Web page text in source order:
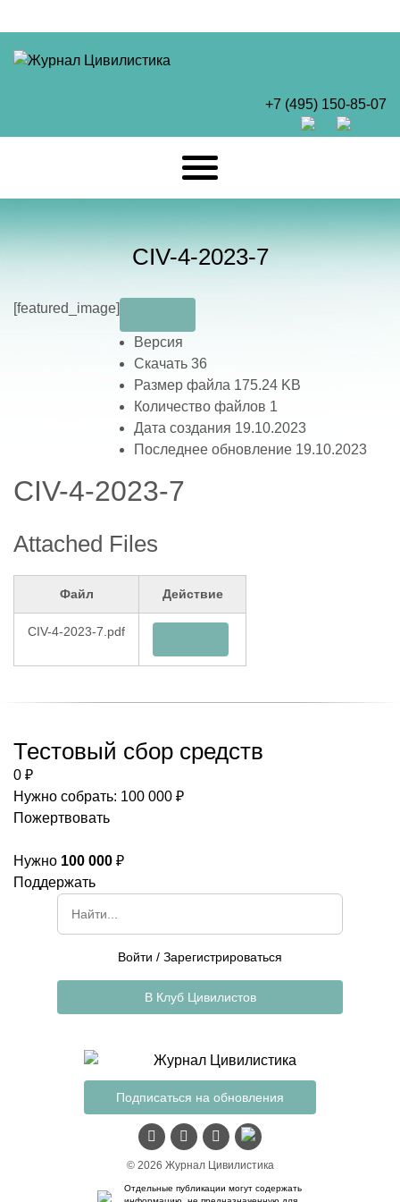
+7 (495) 150-85-07
CIV-4-2023-7
[featured_image]
Версия
Скачать 36
Размер файла 175.24 KB
Количество файлов 1
Дата создания 19.10.2023
Последнее обновление 19.10.2023
CIV-4-2023-7
Attached Files
Файл Действие
CIV-4-2023-7.pdf
Тестовый сбор средств
0 ₽
Нужно собрать: 100 000 ₽
Пожертвовать
Нужно 100 000 ₽
Поддержать
Подписаться на обновления
© 2026 Журнал Цивилистика
Отдельные публикации могут содержать
Войти / Зарегистрироваться
В Клуб Цивилистов